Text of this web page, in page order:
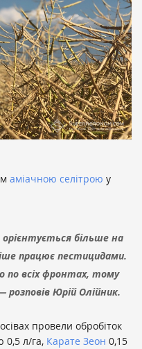
аміачною селітрою у
орієнтується більше на
працює пестицидами.
всіх фронтах, тому
Юрій Олійник.
провели обробіток
0,5 л/га, Карате Зеон 0,15